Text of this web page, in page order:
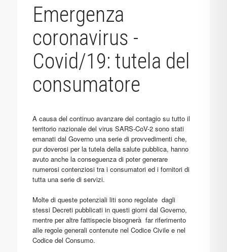
Emergenza
coronavirus -
Covid/19: tutela del
consumatore
A causa del continuo avanzare del contagio su tutto il
territorio nazionale del virus SARS-CoV-2 sono stati
emanati dal Governo una serie di provvedimenti che,
pur doverosi per la tutela della salute pubblica, hanno
avuto anche la conseguenza di poter generare
numerosi contenziosi tra i consumatori ed i fornitori di
tutta una serie di servizi.
Molte di queste potenziali liti sono regolate dagli
stessi Decreti pubblicati in questi giorni dal Governo,
mentre per altre fattispecie bisognerà far riferimento
alle regole generali contenute nel Codice Civile e nel
Codice del Consumo.